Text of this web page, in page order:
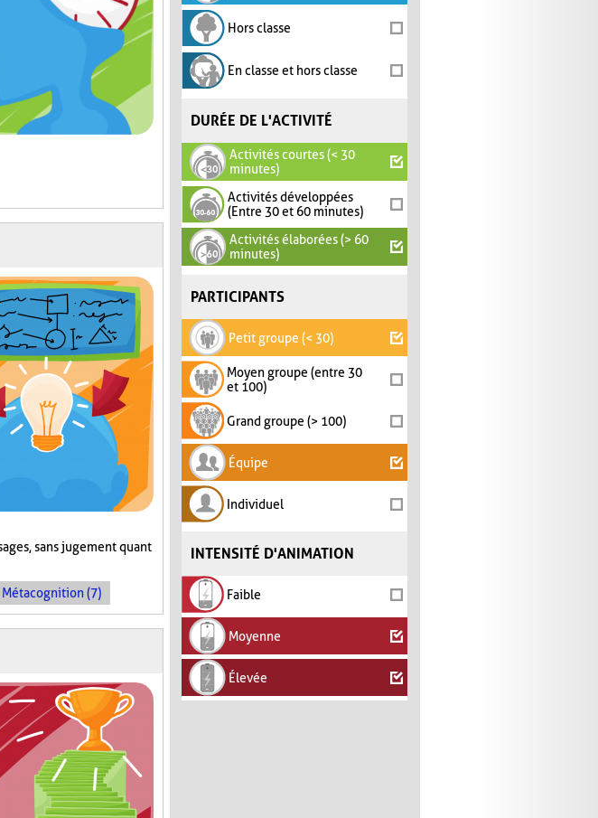
Hors classe
En classe et hors classe
DURÉE DE L'ACTIVITÉ
Activités courtes (< 30
minutes)
Activités développées
(Entre 30 et 60 minutes)
Activités élaborées (> 60
minutes)
PARTICIPANTS
Petit groupe (< 30)
Moyen groupe (entre 30
et 100)
Grand groupe (> 100)
Équipe
Individuel
INTENSITÉ D'ANIMATION
Faible
Moyenne
Élevée
sans jugement quant
Métacognition (7)